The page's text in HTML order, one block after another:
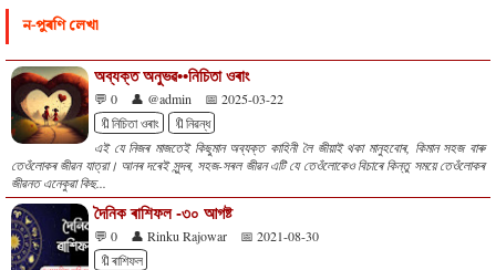
ন-পুৰণি লেখা
অব্যক্ত অনুভৱ••নিচিতা ওৰাং
💬 0 👤 @admin
📅 2025-03-22
🔖নিচিতা ওৰাং
🔖নিৱন্ধ
এই যে নিজৰ মাজতেই কিছুমান অব্যক্ত কাহিনী লৈ জীয়াই থকা মানুহবোৰ, কিমান সহজ বাৰু
তেওঁলোকৰ জীৱন যাত্রা। আনৰ দৰেই সুন্দৰ, সহজ-সৰল জীৱন এটি যে তেওঁলোকেও বিচাৰে কিন্তু সময়ে তেওঁলোকৰ
জীৱনত এনেকুৱা কিছ...
দৈনিক ৰাশিফল -৩০ আগষ্ট
💬 0 👤 Rinku Rajowar
📅 2021-08-30
🔖ৰাশিফল